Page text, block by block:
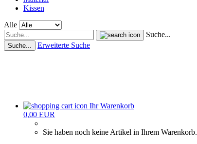
Kissen
Alle
Suche...
Suche... Erweiterte Suche
Ihr Warenkorb
0,00 EUR
Sie haben noch keine Artikel in Ihrem Warenkorb.